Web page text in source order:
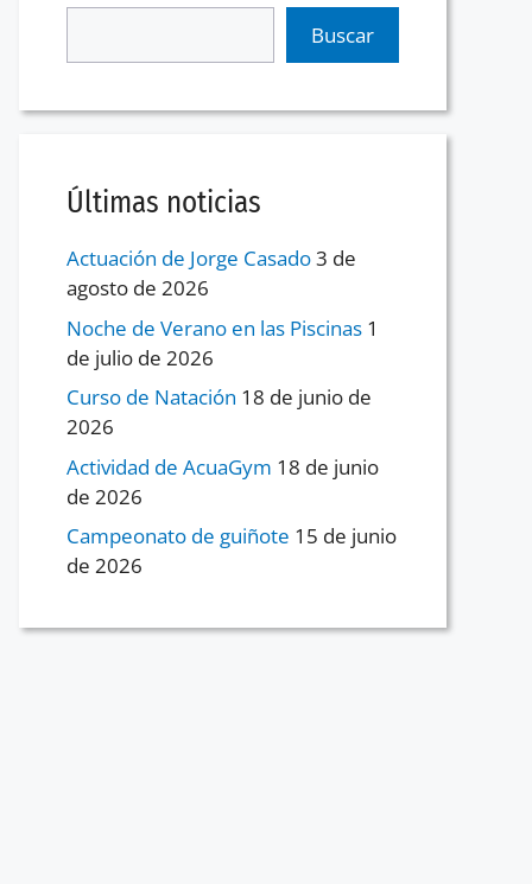
Buscar
Últimas noticias
Actuación de Jorge Casado3 de
agosto de 2026
Noche de Verano en las Piscinas 1
de julio de 2026
Curso de Natación 18 de junio de
2026
Actividad de AcuaGym 18 de junio
de 2026
Campeonato de guiñote 15 de junio
de 2026